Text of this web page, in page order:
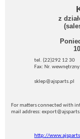
z
tel. (22)292 12 30
Fax: Nr.
sklep@ajsparts.pl
For matters connected with
mail address:
http://